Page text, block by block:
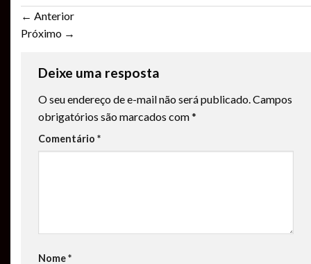
← Anterior
Próximo →
Deixe uma resposta
O seu endereço de e-mail não será publicado.Campos
obrigatórios são marcados com*
Comentário *
Nome*